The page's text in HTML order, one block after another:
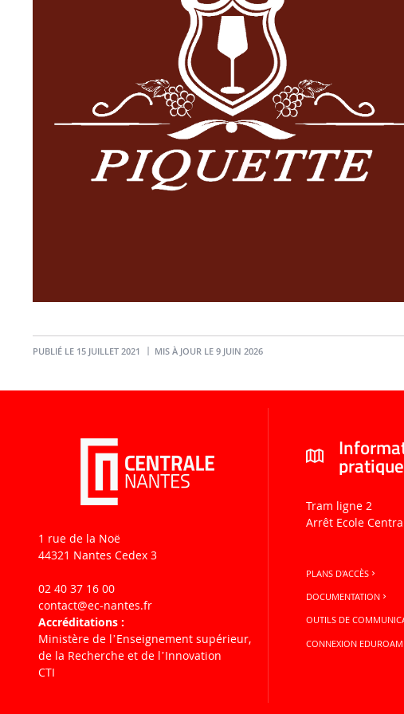
PUBLIÉ LE 15 JUILLET 2021 MIS À JOUR LE 9 JUIN 2026
1 rue de la Noë
44321 Nantes Cedex 3
02 40 37 16 00
contact@ec-nantes.fr
Accréditations :
Ministère de lʼEnseignement supérieur,
de la Recherche et de lʼInnovation
CTI
Tram ligne 2
Arrêt Ecole
PLANS D'ACCÈS
DOCUMENTATION
OUTILS DE
CONNEXION EDUROAM